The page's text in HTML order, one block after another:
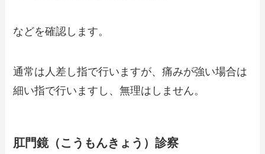
などを確認します。
通常は人差し指で行いますが、痛みが強い場合は
細い指で行いますし、無理はしません。
肛門鏡（こうもんきょう）診察